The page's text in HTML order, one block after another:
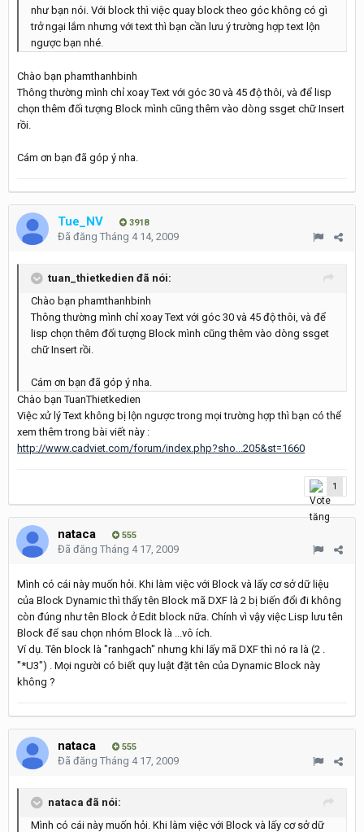
như bạn nói. Với block thì việc quay block theo góc không có gì
trở ngại lắm nhưng với text thì bạn cần lưu ý trường hợp text lộn
ngược bạn nhé.
Chào bạn phamthanhbinh
Thông thường mình chỉ xoay Text với góc 30 và 45 độ thôi, và để lisp
chọn thêm đối tượng Block mình cũng thêm vào dòng ssget chữ Insert
rồi.
Cám ơn bạn đã góp ý nha.
Tue_NV 3918
Đã đăng Tháng 4 14, 2009
tuan_thietkedien đã nói:
Chào bạn phamthanhbinh
Thông thường mình chỉ xoay Text với góc 30 và 45 độ thôi, và để
lisp chọn thêm đối tượng Block mình cũng thêm vào dòng ssget
chữ Insert rồi.
Cám ơn bạn đã góp ý nha.
Chào bạn TuanThietkedien
Việc xử lý Text không bị lộn ngược trong mọi trường hợp thì bạn có thể
xem thêm trong bài viết này :
http://www.cadviet.com/forum/index.php?sho...205&st=1660
1
nataca 555
Đã đăng Tháng 4 17, 2009
Mình có cái này muốn hỏi. Khi làm việc với Block và lấy cơ sở dữ liệu
của Block Dynamic thì thấy tên Block mã DXF là 2 bị biến đổi đi không
còn đúng như tên Block ở Edit block nữa. Chính vì vậy việc Lisp lưu tên
Block để sau chọn nhóm Block là ...vô ích.
Ví dụ. Tên block là "ranhgach" nhưng khi lấy mã DXF thì nó ra là (2 .
"*U3") . Mọi người có biết quy luật đặt tên của Dynamic Block này
không ?
nataca 555
Đã đăng Tháng 4 17, 2009
nataca đã nói:
Mình có cái này muốn hỏi. Khi làm việc với Block và lấy cơ sở dữ